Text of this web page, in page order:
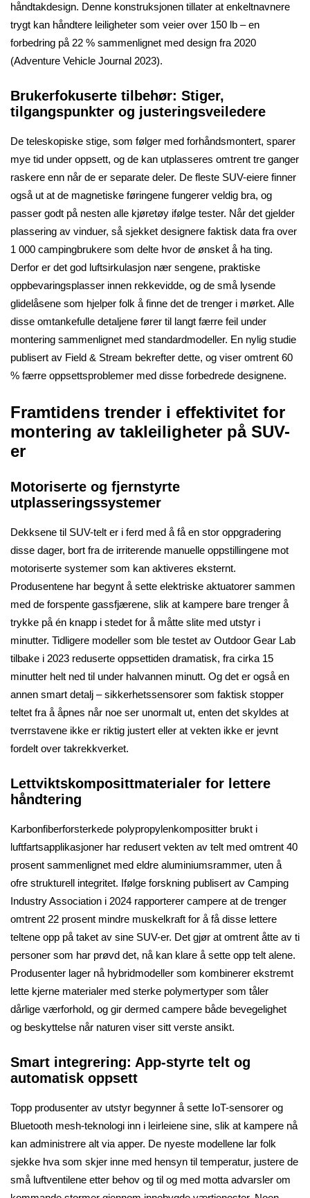
håndtakdesign. Denne konstruksjonen tillater at enkeltnavnere
trygt kan håndtere leiligheter som veier over 150 lb – en
forbedring på 22 % sammenlignet med design fra 2020
(Adventure Vehicle Journal 2023).
Brukerfokuserte tilbehør: Stiger,
tilgangspunkter og justeringsveiledere
De teleskopiske stige, som følger med forhåndsmontert, sparer
mye tid under oppsett, og de kan utplasseres omtrent tre ganger
raskere enn når de er separate deler. De fleste SUV-eiere finner
også ut at de magnetiske føringene fungerer veldig bra, og
passer godt på nesten alle kjøretøy ifølge tester. Når det gjelder
plassering av vinduer, så sjekket designere faktisk data fra over
1 000 campingbrukere som delte hvor de ønsket å ha ting.
Derfor er det god luftsirkulasjon nær sengene, praktiske
oppbevaringsplasser innen rekkevidde, og de små lysende
glidelåsene som hjelper folk å finne det de trenger i mørket. Alle
disse omtankefulle detaljene fører til langt færre feil under
montering sammenlignet med standardmodeller. En nylig studie
publisert av Field & Stream bekrefter dette, og viser omtrent 60
% færre oppsettsproblemer med disse forbedrede designene.
Framtidens trender i effektivitet for
montering av takleiligheter på SUV-
er
Motoriserte og fjernstyrte
utplasseringssystemer
Dekksene til SUV-telt er i ferd med å få en stor oppgradering
disse dager, bort fra de irriterende manuelle oppstillingene mot
motoriserte systemer som kan aktiveres eksternt.
Produsentene har begynt å sette elektriske aktuatorer sammen
med de forspente gassfjærene, slik at kampere bare trenger å
trykke på én knapp i stedet for å måtte slite med utstyr i
minutter. Tidligere modeller som ble testet av Outdoor Gear Lab
tilbake i 2023 reduserte oppsettiden dramatisk, fra cirka 15
minutter helt ned til under halvannen minutt. Og det er også en
annen smart detalj – sikkerhetssensorer som faktisk stopper
teltet fra å åpnes når noe ser unormalt ut, enten det skyldes at
tverrstavene ikke er riktig justert eller at vekten ikke er jevnt
fordelt over takrekkverket.
Lettviktskomposittmaterialer for lettere
håndtering
Karbonfiberforsterkede polypropylenkompositter brukt i
luftfartsapplikasjoner har redusert vekten av telt med omtrent 40
prosent sammenlignet med eldre aluminiumsrammer, uten å
ofre strukturell integritet. Ifølge forskning publisert av Camping
Industry Association i 2024 rapporterer campere at de trenger
omtrent 22 prosent mindre muskelkraft for å få disse lettere
teltene opp på taket av sine SUV-er. Det gjør at omtrent åtte av ti
personer som har prøvd det, nå kan klare å sette opp telt alene.
Produsenter lager nå hybridmodeller som kombinerer ekstremt
lette kjerne materialer med sterke polymertyper som tåler
dårlige værforhold, og gir dermed campere både bevegelighet
og beskyttelse når naturen viser sitt verste ansikt.
Smart integrering: App-styrte telt og
automatisk oppsett
Topp produsenter av utstyr begynner å sette IoT-sensorer og
Bluetooth mesh-teknologi inn i leirleiene sine, slik at kampere nå
kan administrere alt via apper. De nyeste modellene lar folk
sjekke hva som skjer inne med hensyn til temperatur, justere de
små luftventilene etter behov og til og med motta advarsler om